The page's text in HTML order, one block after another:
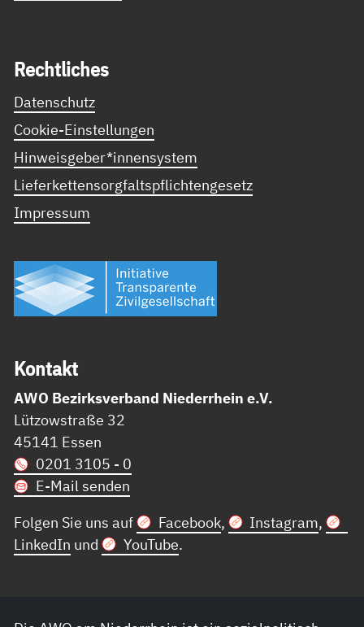
Recht­li­ches
Datenschutz
Cookie-Einstellungen
Hinweisgeber*innensystem
Lieferkettensorgfaltspflichtengesetz
Impressum
Kon­takt
AWO Bezirksverband Niederrhein e.V.
Lützowstraße 32
45141 Essen
0201 3105 - 0
E-Mail senden
Folgen Sie uns auf
Facebook, Instagram,
LinkedIn und YouTube.